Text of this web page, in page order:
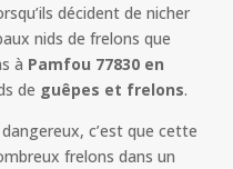
décident de nicher
nids de frelons que
à Pamfou 77830 en
de guêpes et frelons.
c’est que cette
frelons dans un